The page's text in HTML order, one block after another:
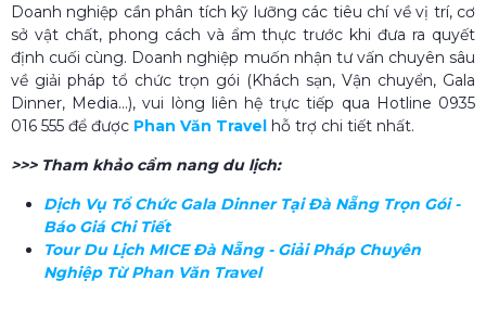
Doanh nghiệp cần phân tích kỹ lưỡng các tiêu chí về vị trí, cơ
sở vật chất, phong cách và ẩm thực trước khi đưa ra quyết
định cuối cùng. Doanh nghiệp muốn nhận tư vấn chuyên sâu
về giải pháp tổ chức trọn gói (Khách sạn, Vận chuyển, Gala
Dinner, Media...), vui lòng liên hệ trực tiếp qua Hotline 0935
016 555 để được Phan Văn Travel hỗ trợ chi tiết nhất.
>>> Tham khảo cẩm nang du lịch:
Dịch Vụ Tổ Chức Gala Dinner Tại Đà Nẵng​ Trọn Gói -
Báo Giá Chi Tiết
Tour Du Lịch MICE Đà Nẵng - Giải Pháp Chuyên
Nghiệp Từ Phan Văn Travel